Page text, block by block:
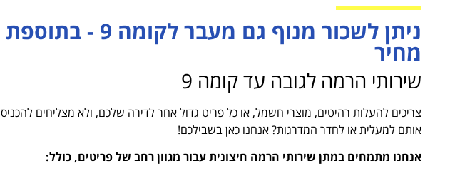
ניתן לשכור מנוף גם מעבר לקומה 9 - בתוספת
מחיר
שירותי הרמה לגובה עד קומה 9
צריכים להעלות רהיטים, מוצרי חשמל, או כל פריט גדול אחר לדירה שלכם, ולא מצליחים להכניס
אותם למעלית או לחדר המדרגות? אנחנו כאן בשבילכם!
אנחנו מתמחים במתן שירותי הרמה חיצונית עבור מגוון רחב של פריטים, כולל: